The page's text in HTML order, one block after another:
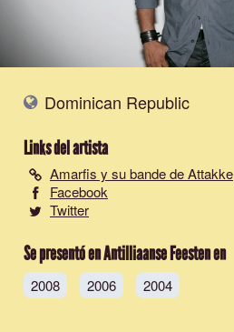
Dominican Republic
Links del artista
Amarfis y su bande de Attakke
Facebook
Twitter
Se presentó en Antilliaanse Feesten en
2008 2006 2004